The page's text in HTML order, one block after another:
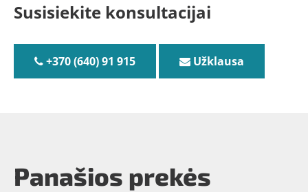
Susisiekite konsultacijai
+370 (640) 91 915 Užklausa
Panašios prekės